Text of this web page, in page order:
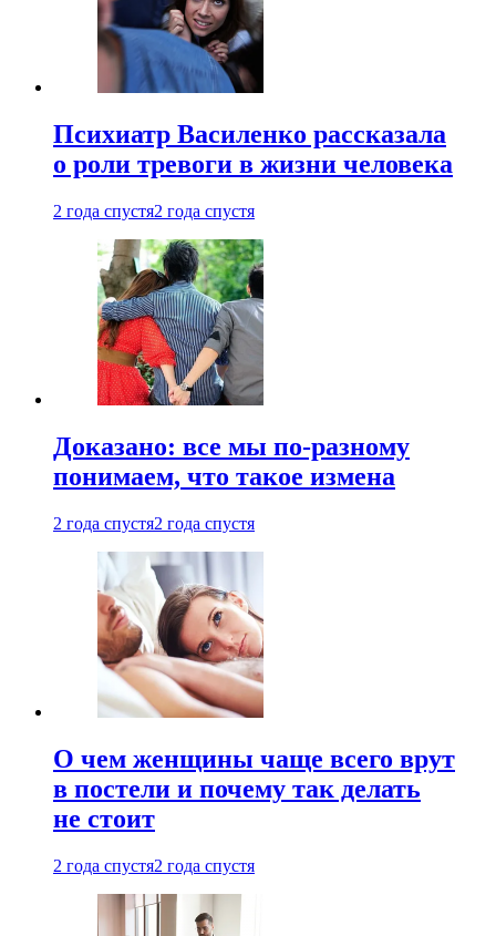
Психиатр Василенко рассказала
о роли тревоги в жизни человека
2 года спустя2 года спустя
Доказано: все мы по-разному
понимаем, что такое измена
2 года спустя2 года спустя
О чем женщины чаще всего врут
в постели и почему так делать
не стоит
2 года спустя2 года спустя